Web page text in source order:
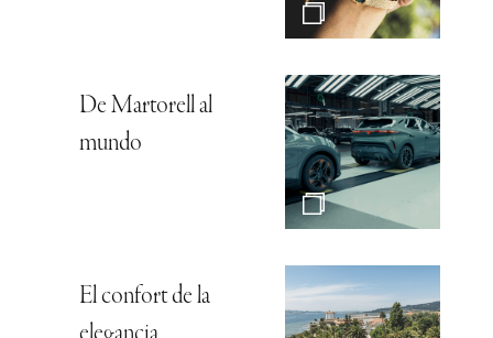
De Martorell al
mundo
El confort de la